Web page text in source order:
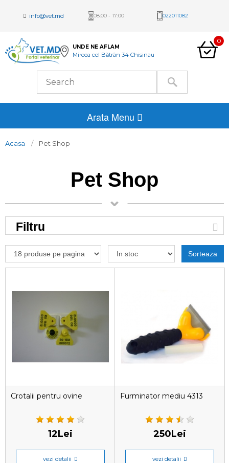
info@vet.md 08:00 - 17:00 022011082
UNDE NE AFLAM
Mircea cel Bătrân 34 Chisinau
0
Arata Menu
Acasa Pet Shop
Pet Shop
Filtru
Sorteaza
Crotalii pentru ovine
12Lei
vezi detalii
Furminator mediu 4313
250Lei
vezi detalii